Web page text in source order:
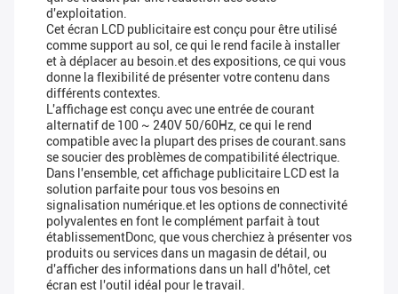
d'exploitation.
Cet écran LCD publicitaire est conçu pour être utilisé
comme support au sol, ce qui le rend facile à installer
et à déplacer au besoin.et des expositions, ce qui vous
donne la flexibilité de présenter votre contenu dans
différents contextes.
L'affichage est conçu avec une entrée de courant
alternatif de 100 ~ 240V 50/60Hz, ce qui le rend
compatible avec la plupart des prises de courant.sans
se soucier des problèmes de compatibilité électrique.
Dans l'ensemble, cet affichage publicitaire LCD est la
solution parfaite pour tous vos besoins en
signalisation numérique.et les options de connectivité
polyvalentes en font le complément parfait à tout
établissementDonc, que vous cherchiez à présenter vos
produits ou services dans un magasin de détail, ou
d'afficher des informations dans un hall d'hôtel, cet
écran est l'outil idéal pour le travail.